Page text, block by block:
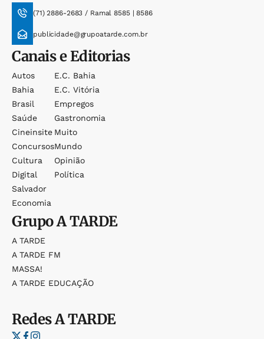
(71) 2886-2683 / Ramal 8585 | 8586
publicidade@grupoatarde.com.br
Canais e Editorias
Autos
Bahia
Brasil
Saúde
Cineinsite
Concursos
Cultura
Digital
Salvador
Economia
E.c. Bahia
E.c. Vitória
Empregos
Gastronomia
Muito
Mundo
Opinião
Política
GrupoA TARDE
A TARDE
A TARDE FM
MASSA!
A TARDE EDUCAÇÃO
RedesA TARDE